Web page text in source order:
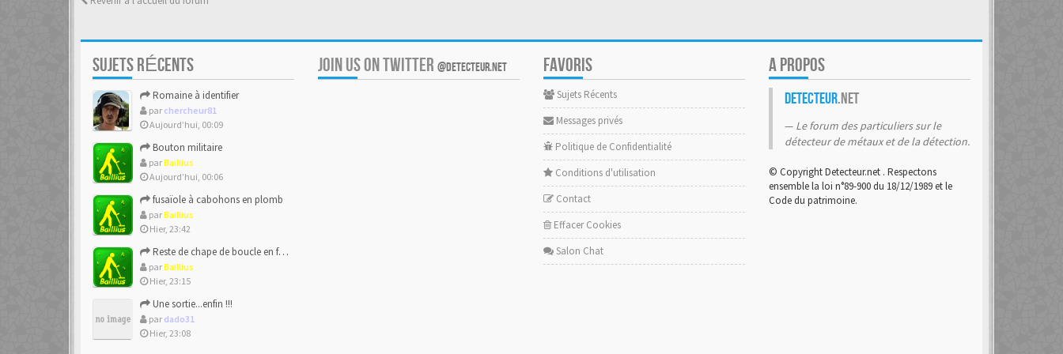
SUJETS RÉCENTS
Romaine à identifier
par chercheur81
Aujourd’hui, 00:09
Bouton militaire
parBaillius
Aujourd’hui, 00:06
fusaïole à cabohons en plomb
parBaillius
Hier, 23:42
Reste de chape de boucle en forme de ??
parBaillius
Hier, 23:15
Une sortie...enfin !!!
par dado31
Hier, 23:08
JOIN US ON TWITTER @DETECTEUR.NET FAVORIS
Sujets Récents
Messages privés
Politique de Confidentialité
Conditions d'utilisation
Contact
Effacer Cookies
Salon Chat
A PROPOS
Detecteur.net
Le forum des particuliers sur le
détecteur de métaux et de la détection.
© Copyright Detecteur.net . Respectons
ensemble la loi n°89-900 du 18/12/1989 et le
Code du patrimoine.